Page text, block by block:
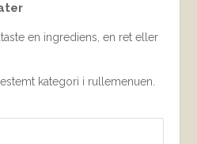
en ingrediens, en ret eller
kategori i rullemenuen.